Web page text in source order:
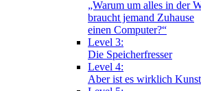
„Warum um alles in der
braucht jemand Zuhause
einen Computer?“
Level 3:
Die Speicherfresser
Level 4:
Aber ist es wirklich